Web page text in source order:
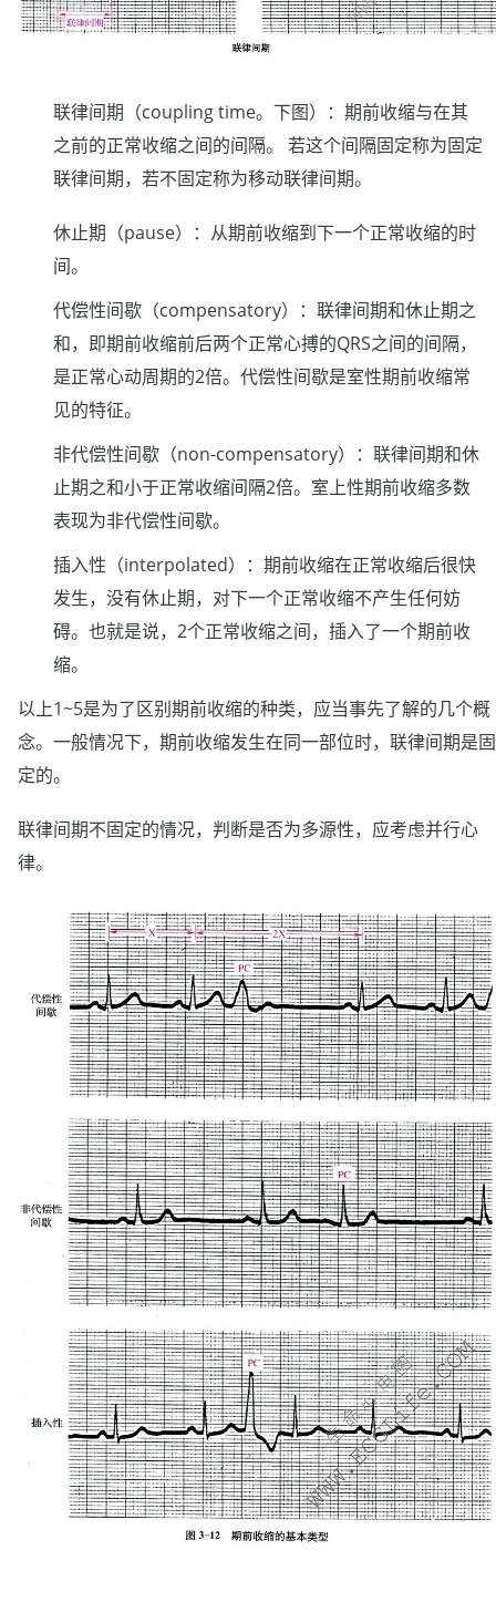
联律间期（coupling time。下图）：期前收缩与在其
之前的正常收缩之间的间隔。 若这个间隔固定称为固定
联律间期，若不固定称为移动联律间期。
休止期（pause）：从期前收缩到下一个正常收缩的时
间。
代偿性间歇（compensatory）：联律间期和休止期之
和，即期前收缩前后两个正常心搏的QRS之间的间隔，
是正常心动周期的2倍。代偿性间歇是室性期前收缩常
见的特征。
非代偿性间歇（non-compensatory）：联律间期和休
止期之和小于正常收缩间隔2倍。室上性期前收缩多数
表现为非代偿性间歇。
插入性（interpolated）：期前收缩在正常收缩后很快
发生，没有休止期，对下一个正常收缩不产生任何妨
碍。也就是说，2个正常收缩之间，插入了一个期前收
缩。
以上1~5是为了区别期前收缩的种类，应当事先了解的几个概
念。一般情况下，期前收缩发生在同一部位时，联律间期是固
定的。
联律间期不固定的情况，判断是否为多源性，应考虑并行心
律。